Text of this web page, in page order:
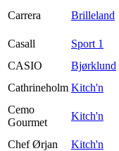
Carrera
Brilleland
Casall
Sport 1
CASIO
Bjørklund
Cathrineholm Kitch'n
Cemo
Gourmet
Kitch'n
Chef Ørjan
Kitch'n